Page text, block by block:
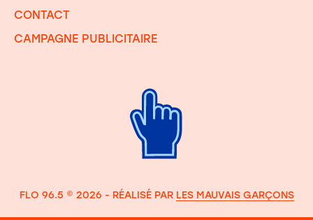
CONTACT
CAMPAGNE PUBLICITAIRE
FLO 96.5 © 2026 - RÉALISÉ PAR LES MAUVAIS GARÇONS